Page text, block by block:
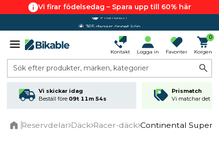
Vi firar födelsedag – Spara upp till 60% här
Kontakt Logga in Favoriter
0
Korgen
Sök efter produkter, märken, kategorier
Vi skickar idag
Beställ före 09t 11m 54s
Prismatch
Vi matchar det
Reservdelar Däck Racer-däck Continental Super